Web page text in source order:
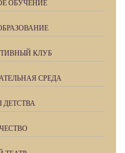
ОБУЧЕНИЕ
КЛУБ
СРЕДА
ДЕТСТВА